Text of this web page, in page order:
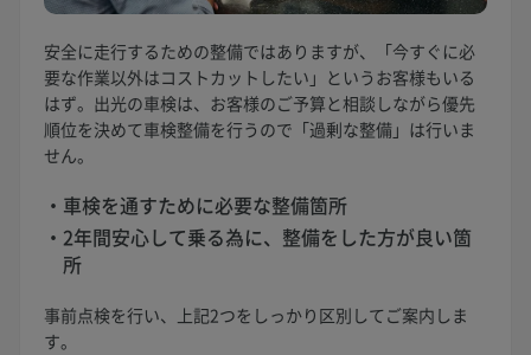
安全に走行するための整備ではありますが、「今すぐに必
要な作業以外はコストカットしたい」というお客様もいる
はず。出光の車検は、お客様のご予算と相談しながら優先
順位を決めて車検整備を行うので「過剰な整備」は行いま
せん。
車検を通すために必要な整備箇所
2年間安心して乗る為に、整備をした方が良い箇
所
事前点検を行い、上記2つをしっかり区別してご案内しま
す。